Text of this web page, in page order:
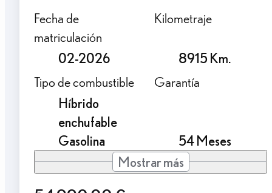
Fecha de
matriculación
02-2026
Kilometraje
8915 Km.
Tipo de combustible
Híbrido
enchufable
Gasolina
Garantía
54 Meses
Mostrar más